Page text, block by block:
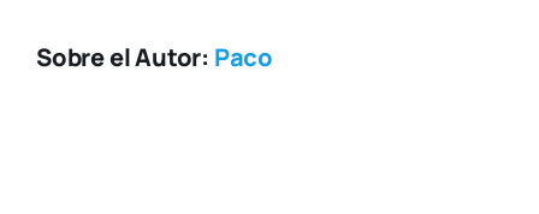
Sobre el Autor: Paco